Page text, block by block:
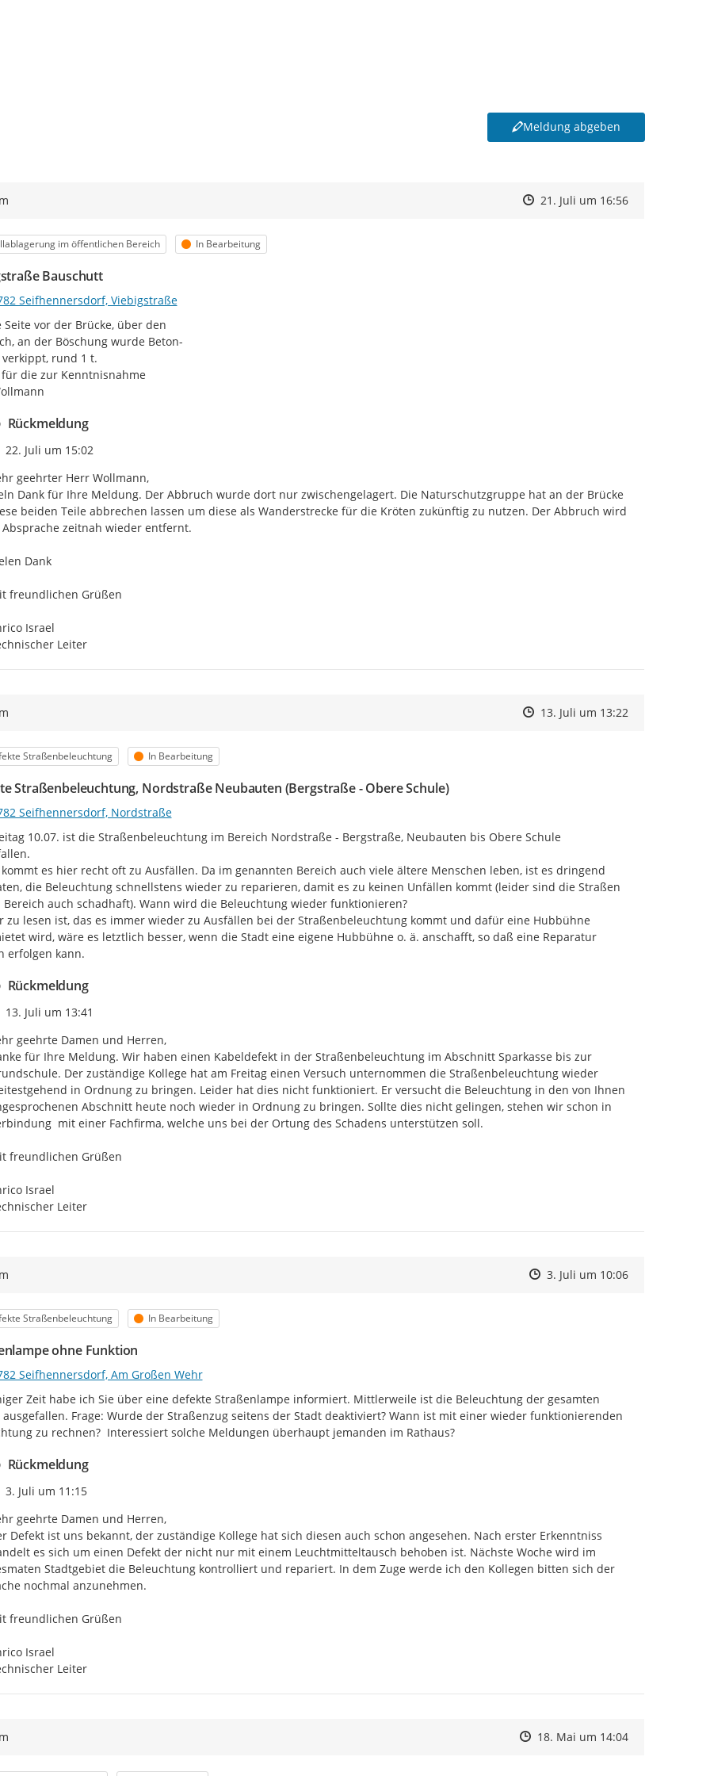
Meldung abgeben
Zeitpunkt des Erstellens
Zeitpunkt des Erstellens
21. Juli um 16:56Zur Äußerung
im öffentlichen Bereich Status
In Bearbeitung
Bauschutt
Seifhennersdorf, Viebigstraße
Seite vor der Brücke, über den
an der Böschung wurde Beton-
rund 1 t.
für die zur Kenntnisnahme
Rückmeldung
Zeitpunkt des Erstellens
22. Juli um 15:02
geehrter Herr Wollmann,
Dank für Ihre Meldung. Der Abbruch wurde dort nur zwischengelagert. Die Naturschutzgruppe hat an der Brücke
beiden Teile abbrechen lassen um diese als Wanderstrecke für die Kröten zukünftig zu nutzen. Der Abbruch wird
Absprache zeitnah wieder entfernt.
Dank
freundlichen Grüßen
Israel
Leiter
Zeitpunkt des Erstellens
Zeitpunkt des Erstellens
13. Juli um 13:22Zur Äußerung
Straßenbeleuchtung Status
In Bearbeitung
Straßenbeleuchtung, Nordstraße Neubauten (Bergstraße - Obere Schule)
Seifhennersdorf, Nordstraße
10.07. ist die Straßenbeleuchtung im Bereich Nordstraße - Bergstraße, Neubauten bis Obere Schule
es hier recht oft zu Ausfällen. Da im genannten Bereich auch viele ältere Menschen leben, ist es dringend
die Beleuchtung schnellstens wieder zu reparieren, damit es zu keinen Unfällen kommt (leider sind die Straßen
Bereich auch schadhaft). Wann wird die Beleuchtung wieder funktionieren?
zu lesen ist, das es immer wieder zu Ausfällen bei der Straßenbeleuchtung kommt und dafür eine Hubbühne
wird, wäre es letztlich besser, wenn die Stadt eine eigene Hubbühne o. ä. anschafft, so daß eine Reparatur
erfolgen kann.
Rückmeldung
Zeitpunkt des Erstellens
13. Juli um 13:41
geehrte Damen und Herren,
für Ihre Meldung. Wir haben einen Kabeldefekt in der Straßenbeleuchtung im Abschnitt Sparkasse bis zur
Der zuständige Kollege hat am Freitag einen Versuch unternommen die Straßenbeleuchtung wieder
in Ordnung zu bringen. Leider hat dies nicht funktioniert. Er versucht die Beleuchtung in den von Ihnen
Abschnitt heute noch wieder in Ordnung zu bringen. Sollte dies nicht gelingen, stehen wir schon in
mit einer Fachfirma, welche uns bei der Ortung des Schadens unterstützen soll.
freundlichen Grüßen
Israel
Leiter
Zeitpunkt des Erstellens
Zeitpunkt des Erstellens
3. Juli um 10:06Zur Äußerung
Straßenbeleuchtung Status
In Bearbeitung
ohne Funktion
Seifhennersdorf, Am Großen Wehr
Zeit habe ich Sie über eine defekte Straßenlampe informiert. Mittlerweile ist die Beleuchtung der gesamten
ausgefallen. Frage: Wurde der Straßenzug seitens der Stadt deaktiviert? Wann ist mit einer wieder funktionierenden
zu rechnen?  Interessiert solche Meldungen überhaupt jemanden im Rathaus?
Rückmeldung
Zeitpunkt des Erstellens
3. Juli um 11:15
geehrte Damen und Herren,
Defekt ist uns bekannt, der zuständige Kollege hat sich diesen auch schon angesehen. Nach erster Erkenntniss
es sich um einen Defekt der nicht nur mit einem Leuchtmitteltausch behoben ist. Nächste Woche wird im
Stadtgebiet die Beleuchtung kontrolliert und repariert. In dem Zuge werde ich den Kollegen bitten sich der
nochmal anzunehmen.
freundlichen Grüßen
Israel
Leiter
Zeitpunkt des Erstellens
Zeitpunkt des Erstellens
18. Mai um 14:04Zur Äußerung